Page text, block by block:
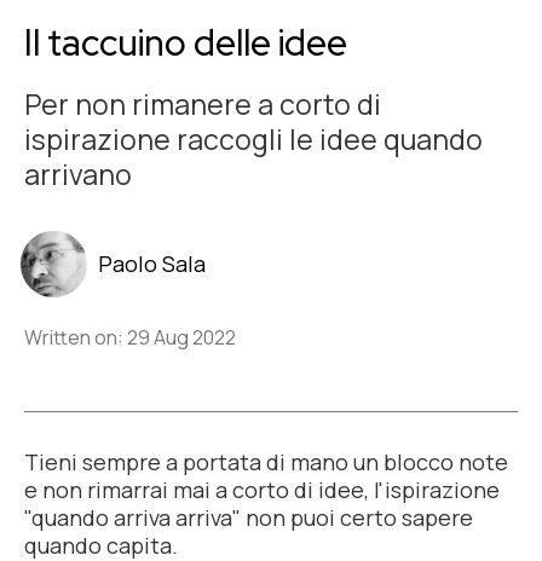
Il taccuino delle idee
Per non rimanere a corto di
ispirazione raccogli le idee quando
arrivano
Paolo Sala
Written on: 29 Aug 2022
Tieni sempre a portata di mano un blocco note
e non rimarrai mai a corto di idee, l'ispirazione
"quando arriva arriva" non puoi certo sapere
quando capita.